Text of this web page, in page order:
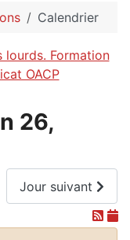
Calendrier
lourds. Formation
OACP
26,
Jour suivant